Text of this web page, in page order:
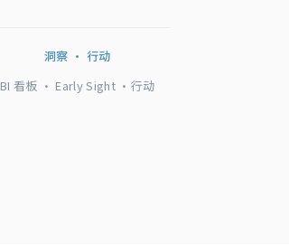
洞察 · 行动
BI 看板 · Early Sight ·行动